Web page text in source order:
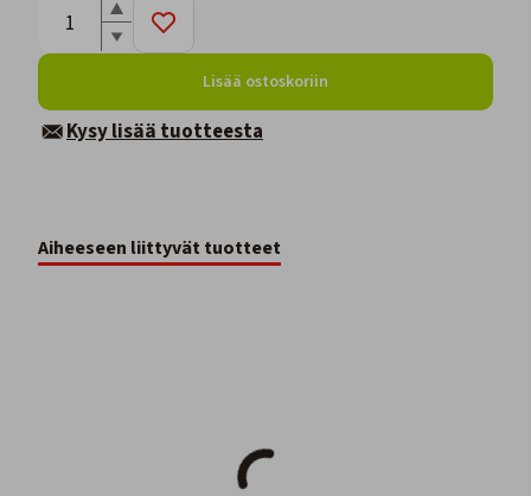
Lisää ostoskoriin
Kysy lisää tuotteesta
Aiheeseen liittyvät tuotteet